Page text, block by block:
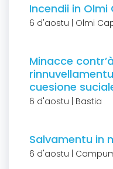
Incendii in Olmi
6 d'aostu | Olmi
Minacce
cuesione
6 d'aostu | Bastia
Salvamentu in
6 d'aostu |